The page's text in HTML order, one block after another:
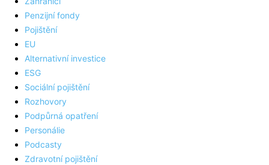
Penzijní fondy
Pojištění
EU
Alternativní investice
ESG
Sociální pojištění
Rozhovory
Podpůrná opatření
Personálie
Podcasty
Zdravotní pojištění